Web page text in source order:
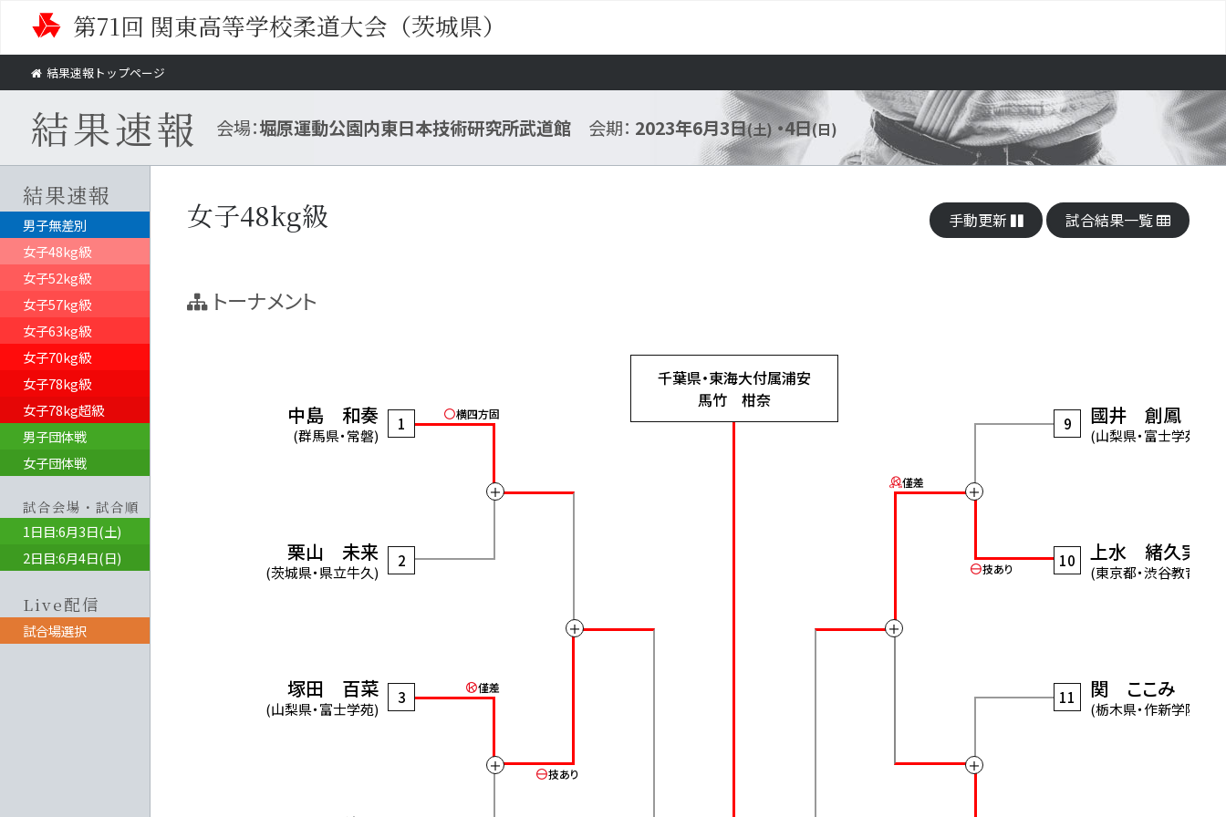
第71回 関東高等学校柔道大会（茨城県）
結果速報トップページ
結果速報 会場：堀原運動公園内東日本技術研究所武道館 会期： 2023年6月3日(土)・4日(日)
結果速報
男子無差別
女子48kg級
女子52kg級
女子57kg級
女子63kg級
女子70kg級
女子78kg級
女子78kg超級
男子団体戦
女子団体戦
試合会場・試合順
1日目:6月3日(土)
2日目:6月4日(日)
Live配信
試合場選択
女子48kg級 手動更新 試合結果一覧
トーナメント
1
中島 和奏
(群馬県・常磐)
2
栗山 未来
(茨城県・県立牛久)
3
塚田 百菜
(山梨県・富士学苑)
横四方固
＋
僅差
＋ 技あり
＋
9 國井 創鳳
(山梨県・富士学苑)
10 上水 緒久実
(東京都・渋谷教育学
11 関 ここみ
(栃木県・作新学院)
技あり
＋
＋
僅差
＋
千葉県・東海大付属浦安
馬竹 柑奈